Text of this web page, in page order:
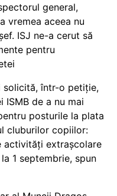
general,
vremea aceea nu
ISJ ne-a cerut să
pentru
solicită, într-o petiție,
ISMB de a nu mai
posturile la plata
cluburilor copiilor:
activități extrașcolare
1 septembrie, spun